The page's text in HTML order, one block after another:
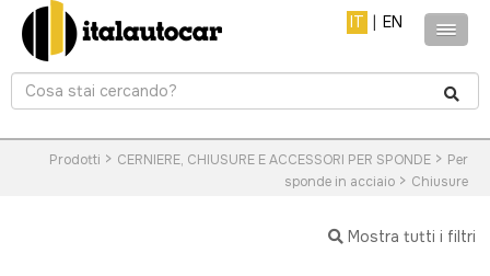
EN
|
IT
Prodotti > CERNIERE, CHIUSURE E ACCESSORI PER SPONDE > Per
sponde in acciaio > Chiusure
Mostra tutti i filtri